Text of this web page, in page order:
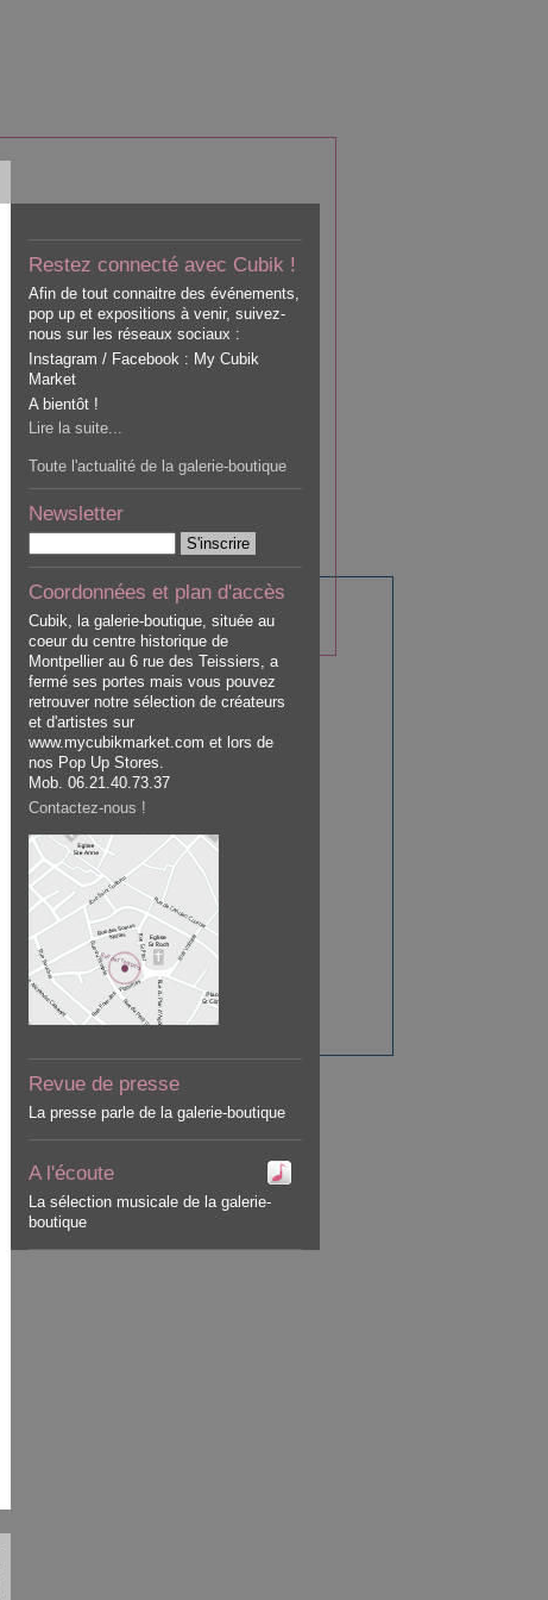
Restez connecté avec Cubik !
Afin de tout connaitre des événements,
pop up et expositions à venir, suivez-
nous sur les réseaux sociaux :
Instagram / Facebook : My Cubik
Market
A bientôt !
Lire la suite...
Toute l'actualité de la galerie-boutique
Newsletter
Coordonnées et plan d'accès
Cubik, la galerie-boutique, située au
coeur du centre historique de
Montpellier au 6 rue des Teissiers, a
fermé ses portes mais vous pouvez
retrouver notre sélection de créateurs
et d'artistes sur
www.mycubikmarket.com et lors de
nos Pop Up Stores.
Mob. 06.21.40.73.37
Contactez-nous !
Revue de presse
La presse parle de la galerie-boutique
A l'écoute
La sélection musicale de la galerie-
boutique